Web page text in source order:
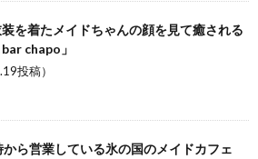
を着たメイドちゃんの顔を見て癒される
bar chapo」
投稿）
ら営業している氷の国のメイドカフェ